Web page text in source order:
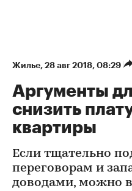
Жилье⁠, 28 авг 2018, 08:29
Аргументы
снизить
квартиры
Если тщательно
переговорам и
доводами, можно